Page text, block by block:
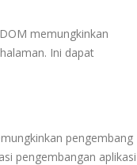
memungkinkan
Ini dapat
pengembang
pengembangan aplikasi